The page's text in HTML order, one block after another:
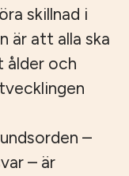
skillnad i
är att alla ska
ålder och
–
– är